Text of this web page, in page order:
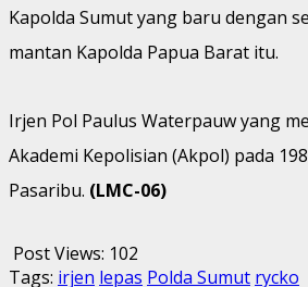
Kapolda Sumut yang baru dengan
mantan Kapolda Papua Barat itu.
Irjen Pol Paulus Waterpauw yang
Akademi Kepolisian (Akpol) pada
Pasaribu. (LMC-06)
Post Views: 102
Tags: irjen lepas Polda Sumut rycko